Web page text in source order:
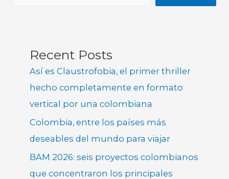
Recent Posts
Así es Claustrofobia, el primer thriller
hecho completamente en formato
vertical por una colombiana
Colombia, entre los países más
deseables del mundo para viajar
BAM 2026: seis proyectos colombianos
que concentraron los principales